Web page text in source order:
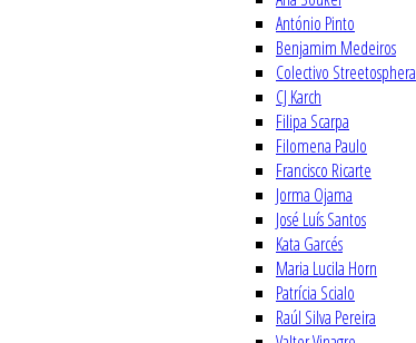
António Pinto
Benjamim Medeiros
Colectivo Streetosphera
CJ Karch
Filipa Scarpa
Filomena Paulo
Francisco Ricarte
Jorma Ojama
José Luís Santos
Kata Garcés
Maria Lucila Horn
Patrícia Scialo
Raúl Silva Pereira